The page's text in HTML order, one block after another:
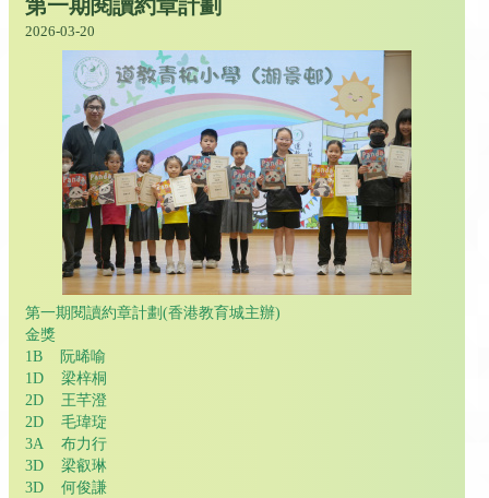
第一期閱讀約章計劃
2026-03-20
第一期閱讀約章計劃(香港教育城主辦)
金獎
1B 阮晞喻
1D 梁梓桐
2D 王芊澄
2D 毛瑋琁
3A 布力行
3D 梁叡琳
3D 何俊謙